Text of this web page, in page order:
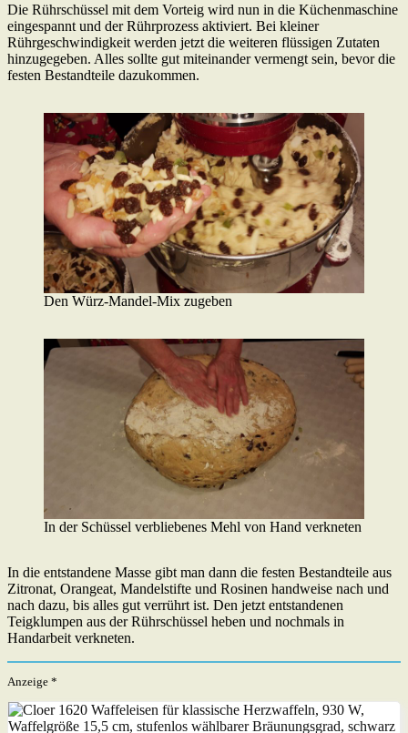
Die Rührschüssel mit dem Vorteig wird nun in die Küchenmaschine
eingespannt und der Rührprozess aktiviert. Bei kleiner
Rührgeschwindigkeit werden jetzt die weiteren flüssigen Zutaten
hinzugegeben. Alles sollte gut miteinander vermengt sein, bevor die
festen Bestandteile dazukommen.
Den Würz-Mandel-Mix zugeben
In der Schüssel verbliebenes Mehl von Hand verkneten
In die entstandene Masse gibt man dann die festen Bestandteile aus
Zitronat, Orangeat, Mandelstifte und Rosinen handweise nach und
nach dazu, bis alles gut verrührt ist. Den jetzt entstandenen
Teigklumpen aus der Rührschüssel heben und nochmals in
Handarbeit verkneten.
Anzeige *